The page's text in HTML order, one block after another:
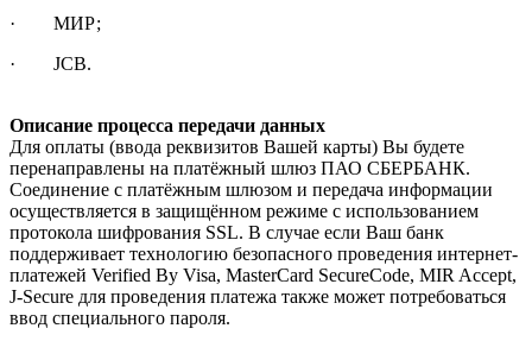
· МИР;
· JCB.
Описание процесса передачи данных
Для оплаты (ввода реквизитов Вашей карты) Вы будете
перенаправлены на платёжный шлюз ПАО СБЕРБАНК.
Соединение с платёжным шлюзом и передача информации
осуществляется в защищённом режиме с использованием
протокола шифрования SSL. В случае если Ваш банк
поддерживает технологию безопасного проведения интернет-
платежей Verified By Visa, MasterCard SecureCode, MIR Accept,
J-Secure для проведения платежа также может потребоваться
ввод специального пароля.